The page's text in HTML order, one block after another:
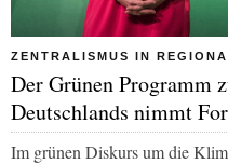
ZENTRALISMUS IN
Der Grünen Programm
Deutschlands nimmt
Im grünen Diskurs um die